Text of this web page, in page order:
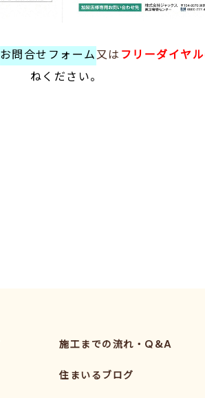
お問合せフォーム又はフリーダイヤ
ねください。
施工までの流れ・Q&A
住まいるブログ